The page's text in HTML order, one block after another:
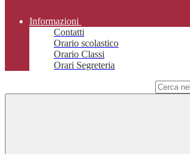
Informazioni
Contatti
Orario scolastico
Orario Classi
Orari Segreteria